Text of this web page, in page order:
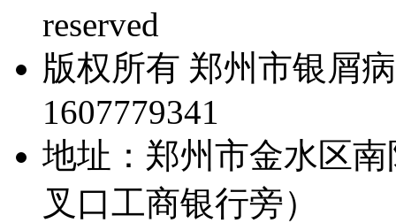
reserved
版权所有 郑州市银屑
1607779341
地址：郑州市金水区
叉口工商银行旁）